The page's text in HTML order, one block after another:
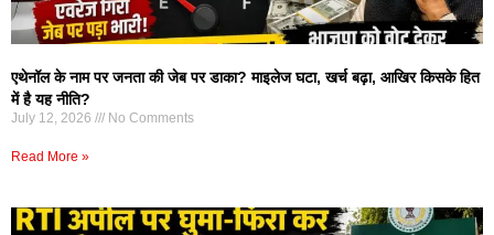
एथेनॉल के नाम पर जनता की जेब पर डाका? माइलेज घटा, खर्च बढ़ा, आखिर किसके हित
में है यह नीति?
July 12, 2026 No Comments
Read More »